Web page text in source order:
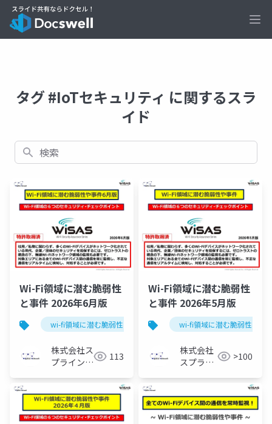
タグ #IoTセキュリティ に関するスラ
イド
検索
Wi-Fi領域に潜む脆弱性
と事件 2026年6月版
wi-fi領域に潜む脆弱性と事件 セキュリティ
株式会社ス
プライン・
113
Wi-Fi領域に潜む脆弱性
と事件 2026年5月版
wi-fi領域に潜む脆弱性と事
株式会社
スプライ
>100